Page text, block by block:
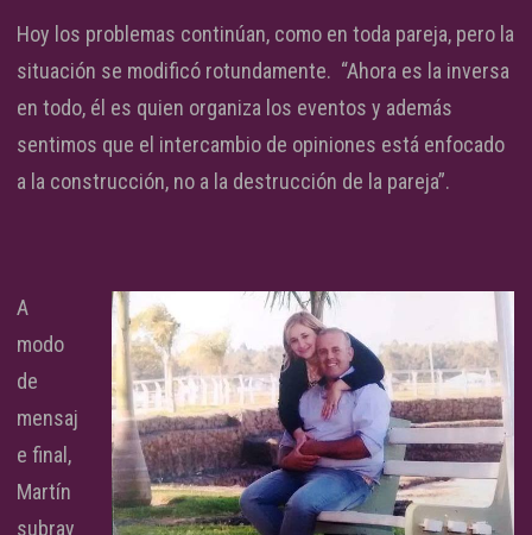
Hoy los problemas continúan, como en toda pareja, pero la
situación se modificó rotundamente. “Ahora es la inversa
en todo, él es quien organiza los eventos y además
sentimos que el intercambio de opiniones está enfocado
a la construcción, no a la destrucción de la pareja”.
A
modo
de
mensaj
e final,
Martín
subray